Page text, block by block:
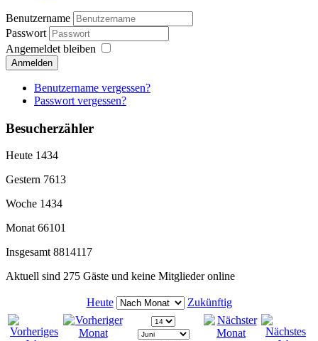
Benutzername
Passwort
Angemeldet bleiben
Anmelden
Benutzername vergessen?
Passwort vergessen?
Besucherzähler
Heute 1434
Gestern 7613
Woche 1434
Monat 66101
Insgesamt 8814117
Aktuell sind 275 Gäste und keine Mitglieder online
Heute Zukünftig